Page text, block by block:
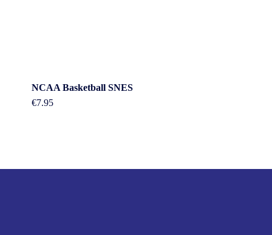
NCAA Basketball SNES
€7.95